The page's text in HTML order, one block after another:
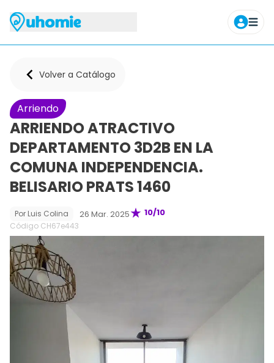
Agendar tour
Volver a Catálogo
Arriendo
ARRIENDO ATRACTIVO
DEPARTAMENTO 3D2B EN LA
COMUNA INDEPENDENCIA.
BELISARIO PRATS 1460
10/10
Por Luis Colina 26 Mar. 2025
Código CH67e443